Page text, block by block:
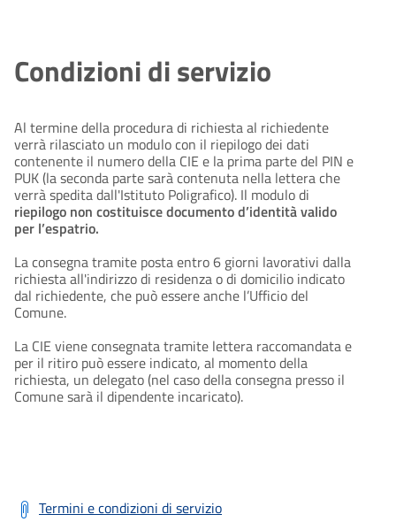
Condizioni di servizio
Al termine della procedura di richiesta al richiedente
verrà rilasciato un modulo con il riepilogo dei dati
contenente il numero della CIE e la prima parte del PIN e
PUK (la seconda parte sarà contenuta nella lettera che
verrà spedita dall'Istituto Poligrafico). Il modulo di
riepilogo non costituisce documento d’identità valido
per l’espatrio.
La consegna tramite posta entro 6 giorni lavorativi dalla
richiesta all'indirizzo di residenza o di domicilio indicato
dal richiedente, che può essere anche l’Ufficio del
Comune.
La CIE viene consegnata tramite lettera raccomandata e
per il ritiro può essere indicato, al momento della
richiesta, un delegato (nel caso della consegna presso il
Comune sarà il dipendente incaricato).
Termini e condizioni di servizio